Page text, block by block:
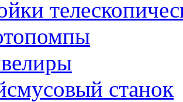
станок